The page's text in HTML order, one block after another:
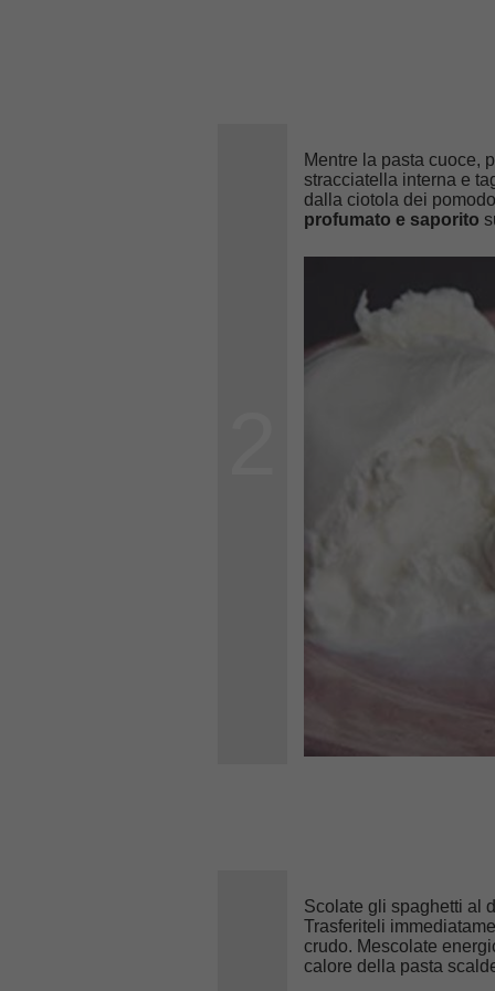
Mentre la pasta cuoce,
stracciatella interna e
dalla ciotola dei
profumato e saporito
Scolate gli spaghetti al
Trasferiteli
crudo. Mescolate
calore della pasta